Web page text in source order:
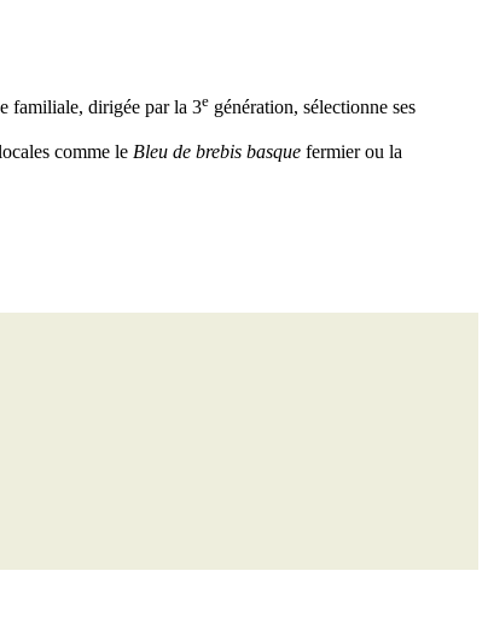
familiale, dirigée par la 3e génération, sélectionne ses
comme le Bleu de brebis basque fermier ou la